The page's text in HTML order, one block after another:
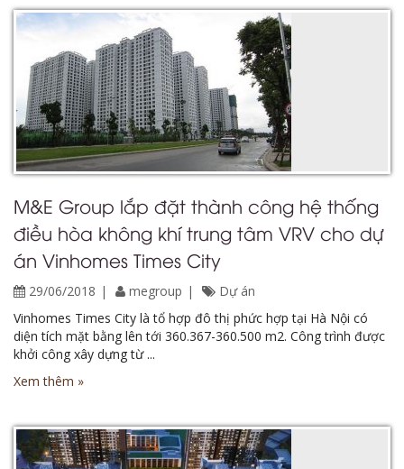
M&E Group lắp đặt thành công hệ thống
điều hòa không khí trung tâm VRV cho dự
án Vinhomes Times City
29/06/2018 megroup
Dự án
Vinhomes Times City là tổ hợp đô thị phức hợp tại Hà Nội có
diện tích mặt bằng lên tới 360.367-360.500 m2. Công trình được
khởi công xây dựng từ ...
Xem thêm »